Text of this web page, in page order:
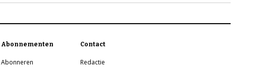
Abonnementen
Abonneren
Contact
Redactie